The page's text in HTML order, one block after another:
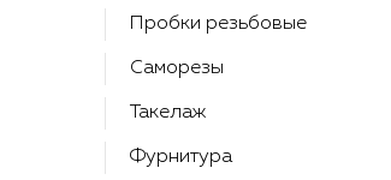
Пробки резьбовые
Саморезы
Такелаж
Фурнитура